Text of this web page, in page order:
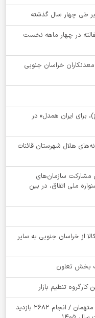
آسفالته در چهار ماهه نخست
خراسان جنوبی
برای ایران همدل» در
خانه‌های هلال شهرستان قائنات
مشارکت سازمان‌های
ملی اتفاق، در بین
میلیون و 404 هزار تن کالا از خراسان جنوبی به سایر
بخش تعاون
تنظیم بازار
خراسان جنوبی رتبه اول کشور در پذیرش توبه متهمان / انجام ۲۶۸۲ بازدید